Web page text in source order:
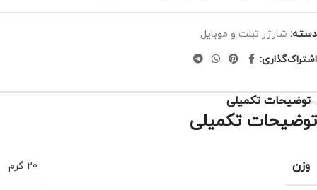
دسته: شارژر تبلت و موبایل
اشتراک‌گذاری:
توضیحات تکمیلی
توضیحات تکمیلی
وزن 20 گرم